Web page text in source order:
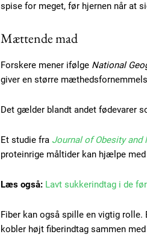
Free limited access
Gratis
Praesent euismod ac
Ut mollis pellentesque tortor
Nullam eu erat condimentum
spise for meget, før hjernen når at
Mættende mad
Forskere mener ifølge National
giver en større
Det gælder blandt andet fødevarer
Et studie fra Journal of Obesity and
proteinrige måltider kan hjælpe
Læs også: Lavt sukkerindtag i de
Fiber kan også spille en vigtig rolle.
kobler højt fiberindtag sammen